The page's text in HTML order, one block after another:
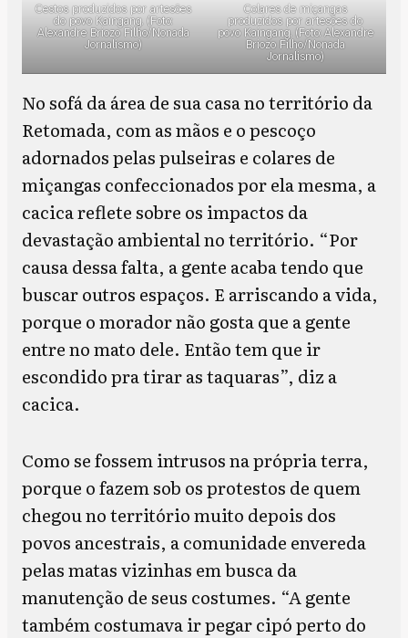
Cestos produzidos por artesões
do povo Kaingang. (Foto:
Alexandre Briozo Filho/Nonada
Jornalismo)
Colares de miçangas
produzidos por artesões do
povo Kaingang. (Foto: Alexandre
Briozo Filho/Nonada
Jornalismo)
No sofá da área de sua casa no território da
Retomada, com as mãos e o pescoço
adornados pelas pulseiras e colares de
miçangas confeccionados por ela mesma, a
cacica reflete sobre os impactos da
devastação ambiental no território. “Por
causa dessa falta, a gente acaba tendo que
buscar outros espaços. E arriscando a vida,
porque o morador não gosta que a gente
entre no mato dele. Então tem que ir
escondido pra tirar as taquaras”, diz a
cacica.
Como se fossem intrusos na própria terra,
porque o fazem sob os protestos de quem
chegou no território muito depois dos
povos ancestrais, a comunidade envereda
pelas matas vizinhas em busca da
manutenção de seus costumes. “A gente
também costumava ir pegar cipó perto do